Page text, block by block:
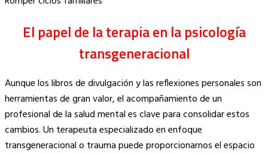
El papel de la terapia en la psicología
transgeneracional
Aunque los libros de divulgación y las reflexiones personales son
herramientas de gran valor, el acompañamiento de un
profesional de la salud mental es clave para consolidar estos
cambios. Un terapeuta especializado en enfoque
transgeneracional o trauma puede proporcionarnos el espacio